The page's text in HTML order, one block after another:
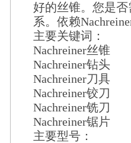
好的丝锥。您是
系。依赖
主要关键词：
Nachreiner丝锥
Nachreiner钻头
Nachreiner刀具
Nachreiner铰刀
Nachreiner铣刀
Nachreiner锯片
主要型号：